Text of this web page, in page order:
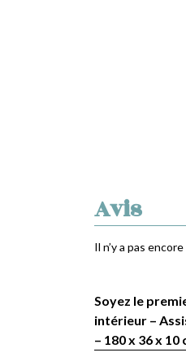
Avis
Il n’y a pas encore
Soyez le
intérieur –
– 180 x 36 x 10